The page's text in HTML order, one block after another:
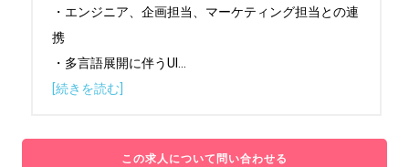
・エンジニア、企画担当、マーケティング担当との連
携
・多言語展開に伴うUI ...
[続きを読む]
この求人について問い合わせる